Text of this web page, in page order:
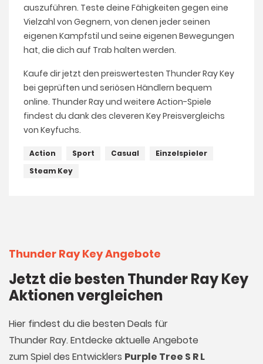
auszuführen. Teste deine Fähigkeiten gegen eine
Vielzahl von Gegnern, von denen jeder seinen
eigenen Kampfstil und seine eigenen Bewegungen
hat, die dich auf Trab halten werden.
Kaufe dir jetzt den preiswertesten Thunder Ray Key
bei geprüften und seriösen Händlern bequem
online. Thunder Ray und weitere Action-Spiele
findest du dank des cleveren Key Preisvergleichs
von Keyfuchs.
Action Sport Casual
Einzelspieler
Steam Key
Thunder Ray Key Angebote
Jetzt die besten Thunder Ray Key
Aktionen vergleichen
Hier findest du die besten Deals für
Thunder Ray. Entdecke aktuelle Angebote
zum Spiel des Entwicklers Purple Tree S R L